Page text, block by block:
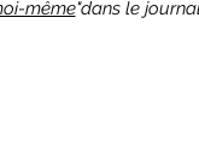
même"dans le